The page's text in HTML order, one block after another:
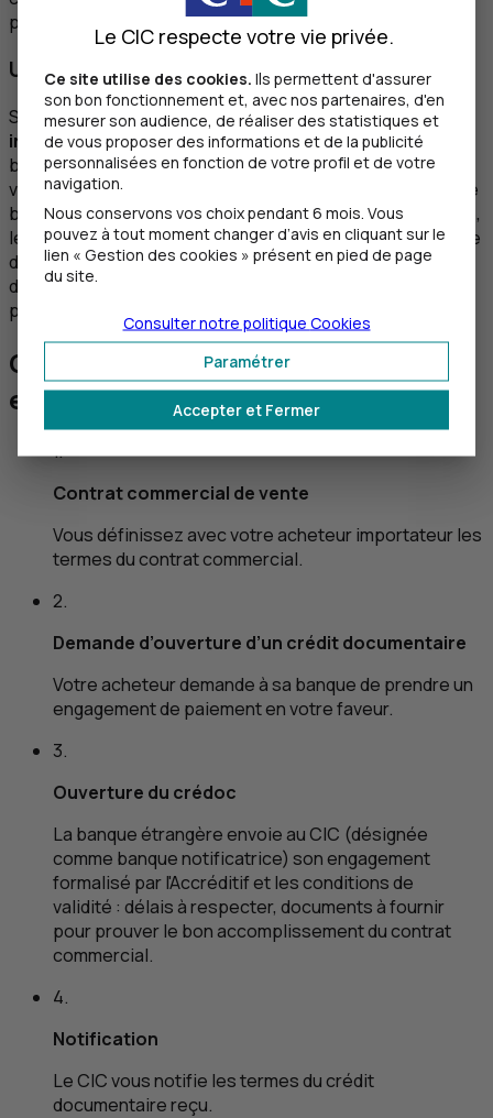
partenaire commercial est ainsi couvert.
Une garantie contre le risque banque ou pays
Si vous êtes bénéficiaire d’un crédit documentaire dit
irrévocable et confirmé: outre l’engagement de la
banque de votre client d'honorer le crédit documentaire,
vous recevez, le cas échéant, le même engagement d’une
banque française (banqueconfirmante). Cette dernière,
le
CICpar exemple, s’engage alors à vous payer en cas de
défaillance de la banque étrangère, comme en cas de
défaillance économique ou politique pouvant affecter le
pays de votre client.
Comment fonctionne le crédoc
export ?
1.
Contrat commercial de vente
Vous définissez avec votre acheteur importateur les
termes du contrat commercial.
2.
Demande d’ouverture d’un crédit documentaire
Votre acheteur demande à sa banque de prendre un
engagement de paiement en votre faveur.
3.
Ouverture du crédoc
La banque étrangère envoie auCIC (désignée
comme banque notificatrice) son engagement
formalisé par l'Accréditif et les conditions de
validité : délais à respecter, documents à fournir
pour prouver le bon accomplissement du contrat
commercial.
4.
Notification
LeCICvous notifie les termes du crédit
documentaire reçu.
Le CIC respecte votre vie privée.
Ce site utilise des cookies. Ils permettent d'assurer
son bon fonctionnement et, avec nos partenaires, d'en
mesurer son audience, de réaliser des statistiques et
de vous proposer des informations et de la publicité
personnalisées en fonction de votre profil et de votre
navigation.
Nous conservons vos choix pendant 6 mois. Vous
pouvez à tout moment changer d’avis en cliquant sur le
lien « Gestion des cookies » présent en pied de page
du site.
Accepter et Fermer
Paramétrer
Consulter notre politique Cookies